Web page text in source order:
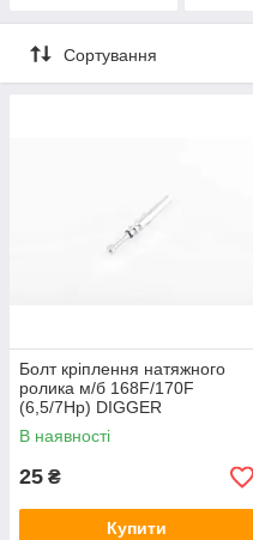
Сортування
Болт кріплення натяжного
ролика м/б 168F/170F
(6,5/7Hp) DIGGER
В наявності
25 ₴
Купити